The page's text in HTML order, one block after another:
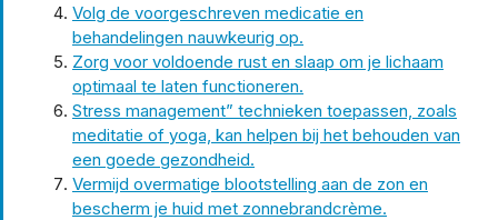
Volg de voorgeschreven medicatie en
behandelingen nauwkeurig op.
Zorg voor voldoende rust en slaap om je lichaam
optimaal te laten functioneren.
Stress management” technieken toepassen, zoals
meditatie of yoga, kan helpen bij het behouden van
een goede gezondheid.
Vermijd overmatige blootstelling aan de zon en
bescherm je huid met zonnebrandcrème.